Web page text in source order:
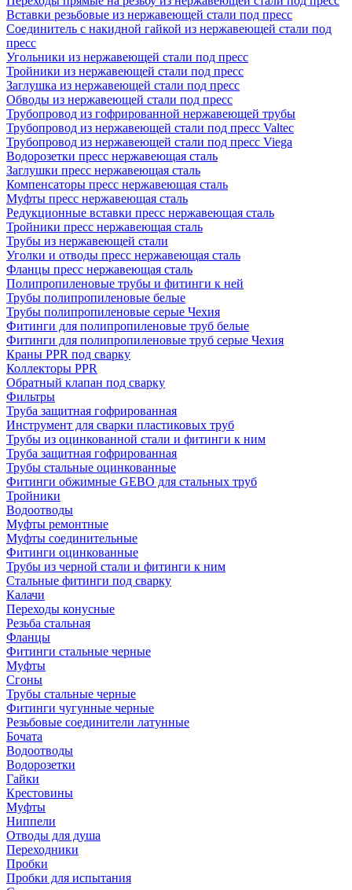
Вставки резьбовые из нержавеющей стали под пресс
Соединитель с накидной гайкой из нержавеющей стали под
пресс
Угольники из нержавеющей стали под пресс
Тройники из нержавеющей стали под пресс
Заглушка из нержавеющей стали под пресс
Обводы из нержавеющей стали под пресс
Трубопровод из гофрированной нержавеющей трубы
Трубопровод из нержавеющей стали под пресс Valtec
Трубопровод из нержавеющей стали под пресс Viega
Водорозетки пресс нержавеющая сталь
Заглушки пресс нержавеющая сталь
Компенсаторы пресс нержавеющая сталь
Муфты пресс нержавеющая сталь
Редукционные вставки пресс нержавеющая сталь
Тройники пресс нержавеющая сталь
Трубы из нержавеющей стали
Уголки и отводы пресс нержавеющая сталь
Фланцы пресс нержавеющая сталь
Полипропиленовые трубы и фитинги к ней
Трубы полипропиленовые белые
Трубы полипропиленовые серые Чехия
Фитинги для полипропиленовые труб белые
Фитинги для полипропиленовые труб серые Чехия
Краны PPR под сварку
Коллекторы PPR
Обратный клапан под сварку
Фильтры
Труба защитная гофрированная
Инструмент для сварки пластиковых труб
Трубы из оцинкованной стали и фитинги к ним
Труба защитная гофрированная
Трубы стальные оцинкованные
Фитинги обжимные GEBO для стальных труб
Тройники
Водоотводы
Муфты ремонтные
Муфты соединительные
Фитинги оцинкованные
Трубы из черной стали и фитинги к ним
Стальные фитинги под сварку
Калачи
Переходы конусные
Резьба стальная
Фланцы
Фитинги стальные черные
Муфты
Сгоны
Трубы стальные черные
Фитинги чугунные черные
Резьбовые соединители латунные
Бочата
Водоотводы
Водорозетки
Гайки
Крестовины
Муфты
Ниппели
Отводы для душа
Переходники
Пробки
Пробки для испытания